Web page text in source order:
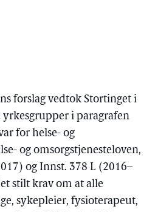
forslag vedtok Stortinget i
yrkesgrupper i paragrafen
for helse- og
og omsorgstjenesteloven,
og Innst. 378 L (2016–
stilt krav om at alle
sykepleier, fysioterapeut,